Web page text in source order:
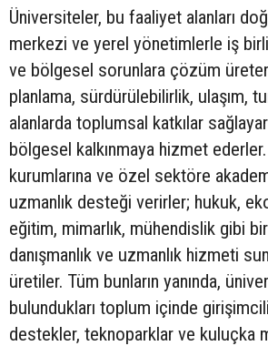
Üniversiteler, bu faaliyet alanları
merkezi ve yerel yönetimlerle iş
ve bölgesel sorunlara çözüm
planlama, sürdürülebilirlik, ulaşım,
alanlarda toplumsal katkılar
bölgesel kalkınmaya hizmet
kurumlarına ve özel sektöre
uzmanlık desteği verirler; hukuk,
eğitim, mimarlık, mühendislik gibi
danışmanlık ve uzmanlık hizmeti
üretiler. Tüm bunların yanında,
bulundukları toplum içinde
destekler, teknoparklar ve kuluçka